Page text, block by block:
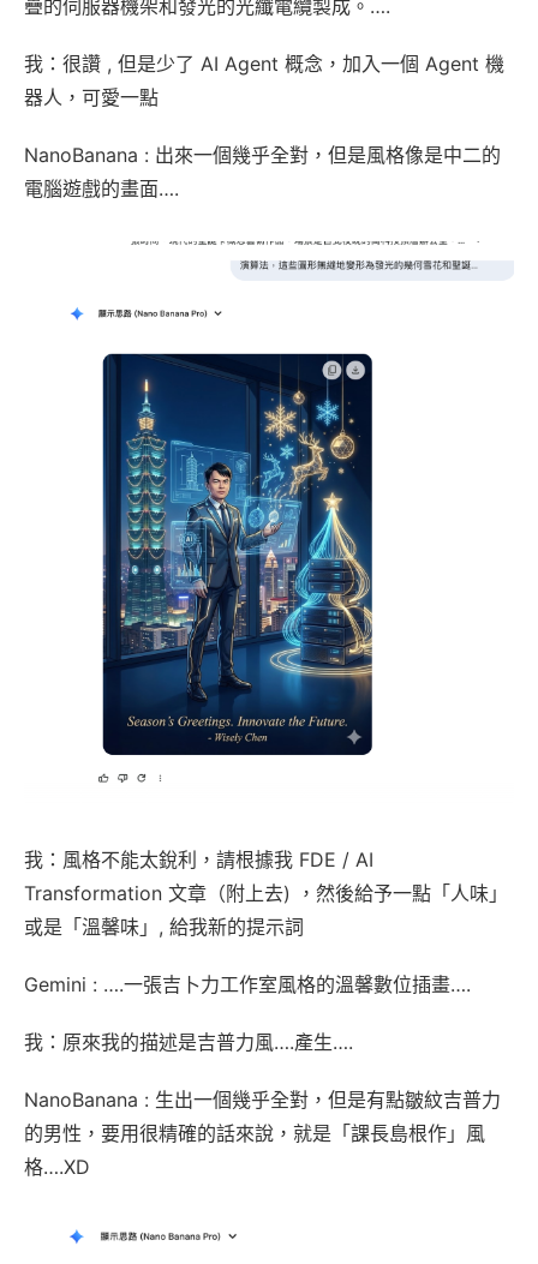
疊的伺服器機架和發光的光纖電纜製成。….
我：很讚 , 但是少了 AI Agent 概念，加入一個 Agent 機
器人，可愛一點
NanoBanana : 出來一個幾乎全對，但是風格像是中二的
電腦遊戲的畫面….
我：風格不能太銳利，請根據我 FDE / AI
Transformation 文章（附上去) ，然後給予一點「人味」
或是「溫馨味」, 給我新的提示詞
Gemini : ….一張吉卜力工作室風格的溫馨數位插畫….
我：原來我的描述是吉普力風….產生….
NanoBanana : 生出一個幾乎全對，但是有點皺紋吉普力
的男性，要用很精確的話來說，就是「課長島根作」風
格….XD